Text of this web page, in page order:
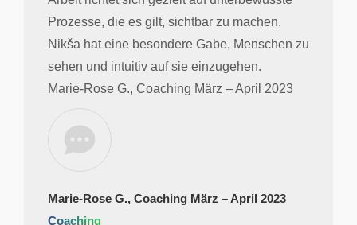
Marie-Rose G., Coaching März – April 2023
Coaching
Prozesse, die es gilt, sichtbar zu machen.
Nikša hat eine besondere Gabe, Menschen zu
sehen und intuitiv auf sie einzugehen.
Marie-Rose G., Coaching März – April 2023